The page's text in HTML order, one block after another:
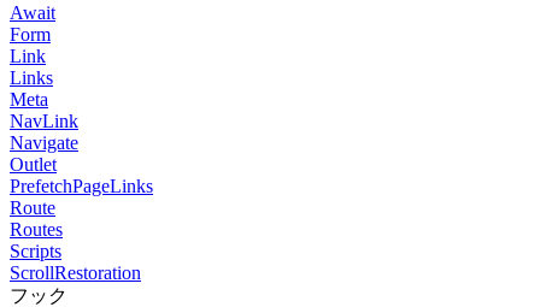
Await
Form
Link
Links
Meta
NavLink
Navigate
Outlet
PrefetchPageLinks
Route
Routes
Scripts
ScrollRestoration
フック